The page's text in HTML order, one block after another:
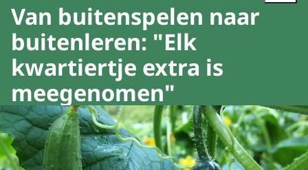
Van buitenspelen naar
buitenleren: "Elk
kwartiertje extra is
meegenomen"